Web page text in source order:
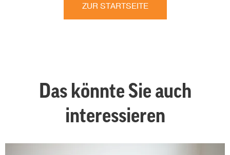
ZUR STARTSEITE
Das könnte Sie auch
interessieren